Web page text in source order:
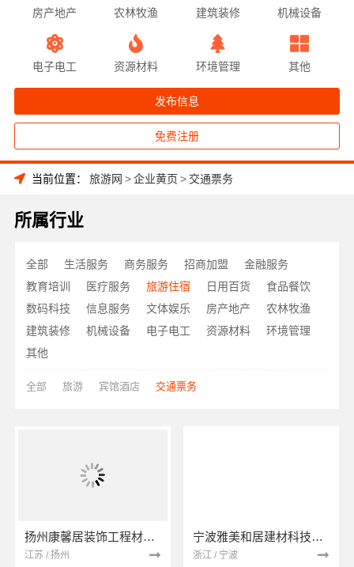
房产地产 农林牧渔 建筑装修 机械设备
电子电工 资源材料 环境管理 其他
发布信息
免费注册
当前位置： 旅游网 >企业黄页 > 交通票务
所属行业
全部 生活服务 商务服务 招商加盟
金融服务
教育培训
医疗服务 旅游住宿 日用百货
食品餐饮
数码科技
信息服务 文体娱乐 房产地产
农林牧渔
建筑装修
机械设备 电子电工 资源材料
环境管理
其他
全部 旅游 宾馆酒店 交通票务
扬州康馨居装饰工程材料有限公司
江苏 / 扬州
宁波雅美和居建材科技有限公司
浙江 / 宁波